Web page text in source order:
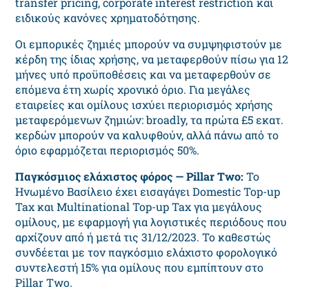
ειδικούς κανόνες χρηματοδότησης.
Οι εμπορικές ζημιές μπορούν να συμψηφιστούν με
κέρδη της ίδιας χρήσης, να μεταφερθούν πίσω για 12
μήνες υπό προϋποθέσεις και να μεταφερθούν σε
επόμενα έτη χωρίς χρονικό όριο. Για μεγάλες
εταιρείες και ομίλους ισχύει περιορισμός χρήσης
μεταφερόμενων ζημιών: broadly, τα πρώτα £5 εκατ.
κερδών μπορούν να καλυφθούν, αλλά πάνω από το
όριο εφαρμόζεται περιορισμός 50%.
Παγκόσμιος ελάχιστος φόρος — Pillar Two: Το
Ηνωμένο Βασίλειο έχει εισαγάγει Domestic Top-up
Tax και Multinational Top-up Tax για μεγάλους
ομίλους, με εφαρμογή για λογιστικές περιόδους που
αρχίζουν από ή μετά τις 31/12/2023. Το καθεστώς
συνδέεται με τον παγκόσμιο ελάχιστο φορολογικό
συντελεστή 15% για ομίλους που εμπίπτουν στο
Pillar Two.